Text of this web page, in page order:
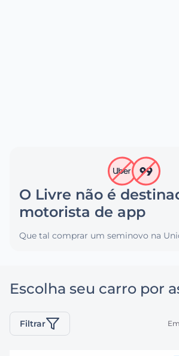
O Livre não é
motorista de app
Que tal comprar um seminovo na
Escolha seu carro por
Filtrar